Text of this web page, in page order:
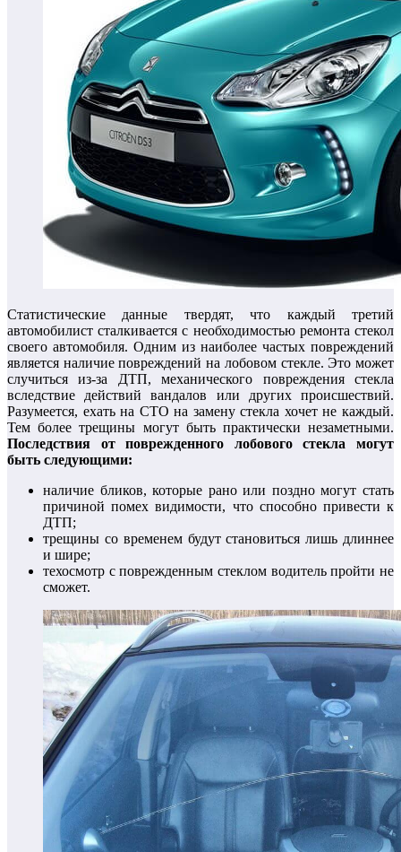
Статистические данные твердят, что каждый третий
автомобилист сталкивается с необходимостью ремонта стекол
своего автомобиля. Одним из наиболее частых повреждений
является наличие повреждений на лобовом стекле. Это может
случиться из-за ДТП, механического повреждения стекла
вследствие действий вандалов или других происшествий.
Разумеется, ехать на СТО на замену стекла хочет не каждый.
Тем более трещины могут быть практически незаметными.
Последствия от поврежденного лобового стекла могут
быть следующими:
наличие бликов, которые рано или поздно могут стать
причиной помех видимости, что способно привести к
ДТП;
трещины со временем будут становиться лишь длиннее
и шире;
техосмотр с поврежденным стеклом водитель пройти не
сможет.